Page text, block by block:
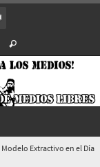
Extractivo en el Día